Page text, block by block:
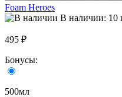
Foam Heroes
В наличии: 10
495 ₽
Бонусы:
500мл